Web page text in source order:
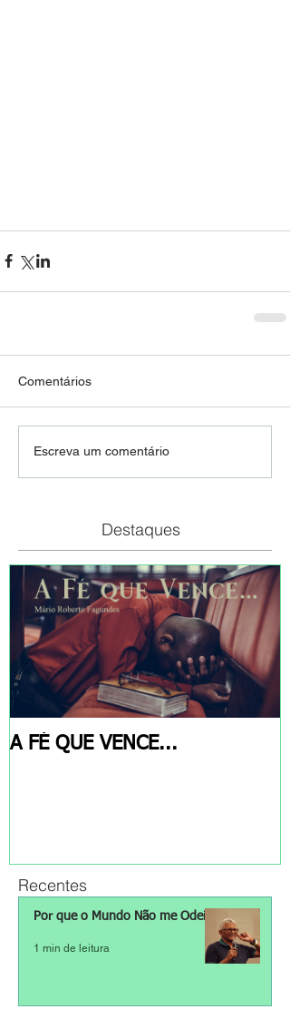
Comentários
Escreva um comentário
Destaques
A FÉ QUE VENCE...
Recentes
Por que o Mundo Não me Odeia?
1 min de leitura